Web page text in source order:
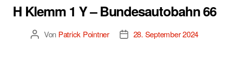
H Klemm 1 Y – Bundesautobahn 66
Beitragsautor
Von Patrick Pointner Beitragsdatum
28. September 2024